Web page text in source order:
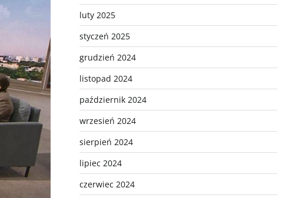
luty 2025
styczeń 2025
grudzień 2024
listopad 2024
październik 2024
wrzesień 2024
sierpień 2024
lipiec 2024
czerwiec 2024